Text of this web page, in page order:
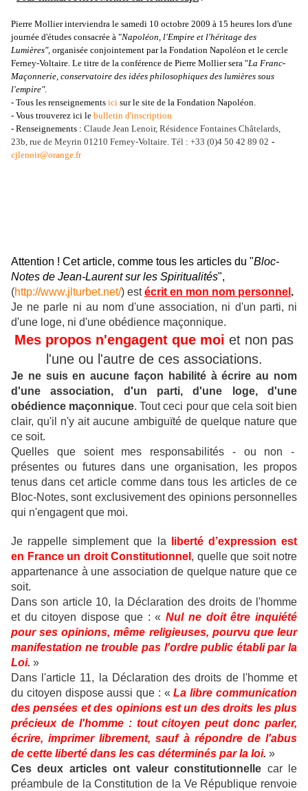
Pierre Mollier interviendra le samedi 10 octobre 2009 à 15 heures lors d'une
journée d'études consacrée à "Napoléon, l'Empire et l'héritage des
Lumières", organisée conjointement par la Fondation Napoléon et le cercle
Ferney-Voltaire. Le titre de la conférence de Pierre Mollier sera "La Franc-
Maçonnerie, conservatoire des idées philosophiques des lumières sous
l'empire".
- Tous les renseignements ici sur le site de la Fondation Napoléon.
- Vous trouverez ici le bulletin d'inscription
- Renseignements : Claude Jean Lenoir, Résidence Fontaines Châtelards,
23b, rue de Meyrin 01210 Ferney-Voltaire. Tél : +33 (0)4 50 42 89 02 -
cjlenoir@orange.fr
Attention ! Cet article, comme tous les articles du "Bloc-
Notes de Jean-Laurent sur les Spiritualités",
(http://www.jlturbet.net/) estécrit en mon nom personnel .
Je ne parle ni au nom d'une association, ni d'un parti, ni
d'une loge, ni d'une obédience maçonnique.
Mes propos n'engagent que moi et non pas
l'une ou l'autre de ces associations.
Je ne suis en aucune façon habilité à écrire au nom
d'une association, d'un parti, d'une loge, d'une
obédience maçonnique.Tout ceci pour que cela soit bien
clair, qu'il n'y ait aucune ambiguïté de quelque nature que
ce soit.
Quelles que soient mes responsabilités - ou non -
présentes ou futures dans une organisation, les propos
tenus dans cet article comme dans tous les articles de ce
Bloc-Notes, sont exclusivement des opinions personnelles
qui n'engagent que moi.
Je rappelle simplement que la
liberté d’expression est
en France un droit Constitutionnel , quelle que soit notre
appartenance à une association de quelque nature que ce
soit.
Dans son article 10, la Déclaration des droits de l'homme
et du citoyen dispose que : «Nul ne doit être inquiété
pour ses opinions, même religieuses, pourvu que leur
manifestation ne trouble pas l'ordre public établi par la
Loi. »
Dans l'article 11, la Déclaration des droits de l'homme et
du citoyen dispose aussi que : «La libre communication
des pensées et des opinions est un des droits les plus
précieux de l'homme : tout citoyen peut donc parler,
écrire, imprimer librement, sauf à répondre de l'abus
de cette liberté dans les cas déterminés par la loi. »
Ces deux articles ont valeur constitutionnelle car le
préambule de la Constitution de la Ve République renvoie